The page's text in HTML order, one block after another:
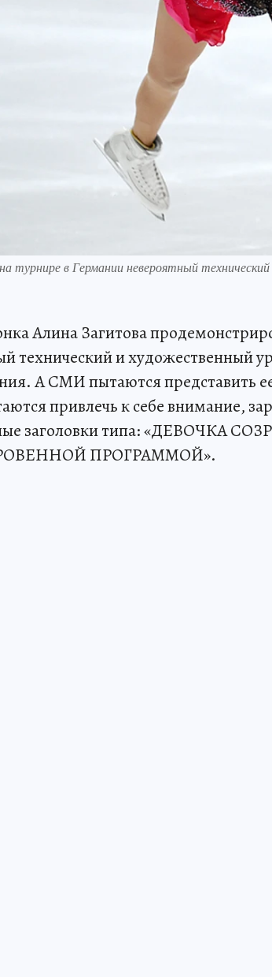
турнире в Германии невероятный
Алина Загитова
технический и художественный
А СМИ пытаются представить
привлечь к себе внимание,
заголовки типа: «ДЕВОЧКА
ПРОГРАММОЙ».